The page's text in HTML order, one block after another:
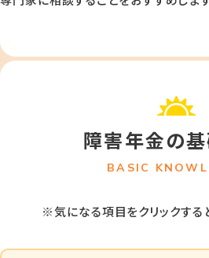
障害年金の
BASIC
※気になる項目をクリックする